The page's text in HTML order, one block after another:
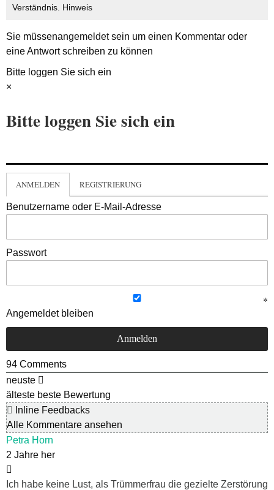
Verständnis. Hinweis
Sie müssenangemeldetsein um einen Kommentar oder
eine Antwort schreiben zu können
Bitte loggen Sie sich ein
×
Bitte loggen Sie sich ein
ANMELDEN REGISTRIERUNG
Benutzername oder E-Mail-Adresse
Passwort
Angemeldet bleiben
94 Comments
neuste
älteste beste Bewertung
Inline Feedbacks
Alle Kommentare ansehen
Petra Horn
2 Jahre her
Ich habe keine Lust, als Trümmerfrau die gezielte Zerstörung